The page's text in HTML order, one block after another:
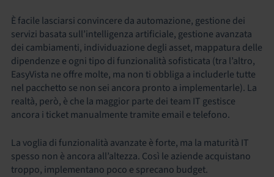
È facile lasciarsi convincere da automazione, gestione dei
servizi basata sull’intelligenza artificiale, gestione avanzata
dei cambiamenti, individuazione degli asset, mappatura delle
dipendenze e ogni tipo di funzionalità sofisticata (tra l’altro,
EasyVista ne offre molte, ma non ti obbliga a includerle tutte
nel pacchetto se non sei ancora pronto a implementarle). La
realtà, però, è che la maggior parte dei team IT gestisce
ancora i ticket manualmente tramite email e telefono.
La voglia di funzionalità avanzate è forte, ma la maturità IT
spesso non è ancora all’altezza. Così le aziende acquistano
troppo, implementano poco e sprecano budget.